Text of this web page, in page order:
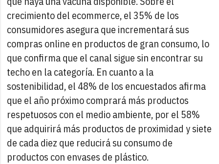
crecimiento del ecommerce, el 35% de los
consumidores asegura que incrementará sus
compras online en productos de gran consumo, lo
que confirma que el canal sigue sin encontrar su
techo en la categoría. En cuanto a la
sostenibilidad, el 48% de los encuestados afirma
que el año próximo comprará más productos
respetuosos con el medio ambiente, por el 58%
que adquirirá más productos de proximidad y siete
de cada diez que reducirá su consumo de
productos con envases de plástico.